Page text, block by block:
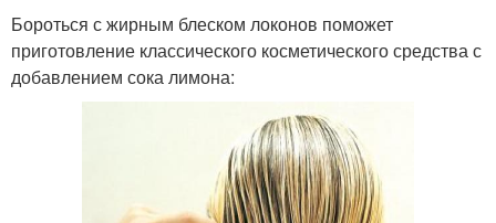
Бороться с жирным блеском локонов поможет
приготовление классического косметического средства с
добавлением сока лимона: